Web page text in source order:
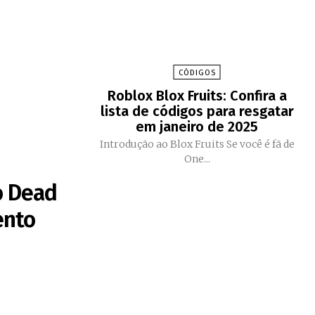
Dead
CÓDIGOS
Roblox Blox Fruits: Confira a
lista de códigos para resgatar
em janeiro de 2025
Introdução ao Blox Fruits Se você é fã de
One...